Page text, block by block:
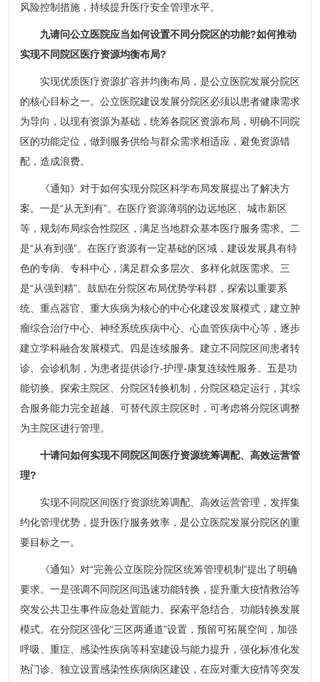
风险控制措施，持续提升医疗安全管理水平。
九请问公立医院应当如何设置不同分院区的功能?如何推动
实现不同院区医疗资源均衡布局?
实现优质医疗资源扩容并均衡布局，是公立医院发展分院区
的核心目标之一。公立医院建设发展分院区必须以患者健康需求
为导向，以现有资源为基础，统筹各院区资源布局，明确不同院
区的功能定位，做到服务供给与群众需求相适应，避免资源错
配，造成浪费。
《通知》对于如何实现分院区科学布局发展提出了解决方
案。一是“从无到有”。在医疗资源薄弱的边远地区、城市新区
等，规划布局综合性院区，满足当地群众基本医疗服务需求。二
是“从有到强”。在医疗资源有一定基础的区域，建设发展具有特
色的专病、专科中心，满足群众多层次、多样化就医需求。三
是“从强到精”。鼓励在分院区布局优势学科群，探索以重要系
统、重点器官、重大疾病为核心的中心化建设发展模式，建立肿
瘤综合治疗中心、神经系统疾病中心、心血管疾病中心等，逐步
建立学科融合发展模式。四是连续服务。建立不同院区间患者转
诊、会诊机制，为患者提供诊疗-护理-康复连续性服务。五是功
能切换。探索主院区、分院区转换机制，分院区稳定运行，其综
合服务能力完全超越、可替代原主院区时，可考虑将分院区调整
为主院区进行管理。
十请问如何实现不同院区间医疗资源统筹调配、高效运营管
理?
实现不同院区间医疗资源统筹调配、高效运营管理，发挥集
约化管理优势，提升医疗服务效率，是公立医院发展分院区的重
要目标之一。
《通知》对“完善公立医院分院区统筹管理机制”提出了明确
要求。一是强调不同院区间迅速功能转换，提升重大疫情救治等
突发公共卫生事件应急处置能力。探索平急结合、功能转换发展
模式。在分院区强化“三区两通道”设置，预留可拓展空间，加强
呼吸、重症、感染性疾病等科室建设与能力提升，强化标准化发
热门诊、独立设置感染性疾病病区建设，在应对重大疫情等突发